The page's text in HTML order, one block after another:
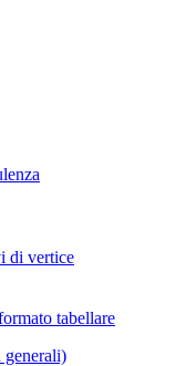
di vertice
tabellare